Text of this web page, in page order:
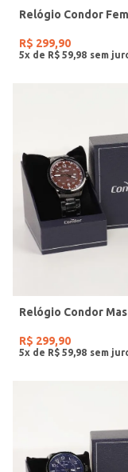
R$ 299,90
5x de R$ 59 98
R$ 299,90
5x de R$ 59 98